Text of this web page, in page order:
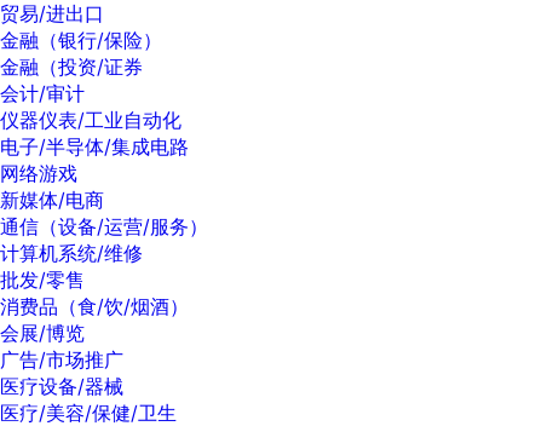
贸易/进出口
金融（银行/保险）
金融（投资/证券
会计/审计
仪器仪表/工业自动化
电子/半导体/集成电路
网络游戏
新媒体/电商
通信（设备/运营/服务）
计算机系统/维修
批发/零售
消费品（食/饮/烟酒）
会展/博览
广告/市场推广
医疗设备/器械
医疗/美容/保健/卫生